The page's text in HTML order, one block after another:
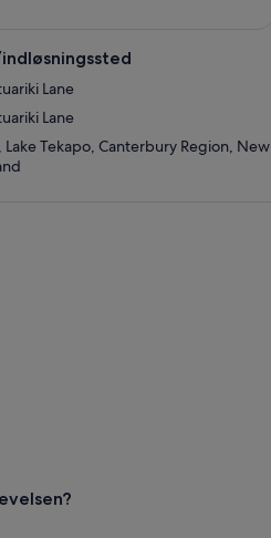
Lane
Lane
Lake Tekapo, Canterbury Region, New